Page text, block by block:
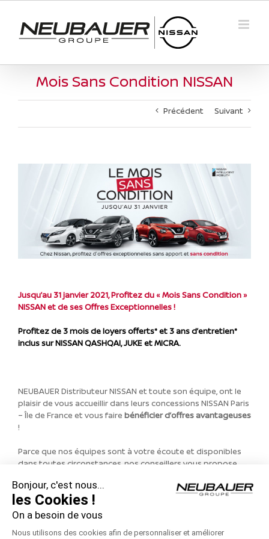
contenu
Mois Sans Condition NISSAN
Précédent Suivant
Jusqu’au 31 janvier 2021, Profitez du « Mois Sans Condition »
NISSAN et de ses Offres Exceptionnelles !
Profitez de 3 mois de loyers offerts* et 3 ans d’entretien*
inclus sur NISSAN QASHQAI, JUKE et MICRA.
NEUBAUER Distributeur NISSAN et toute son équipe, ont le
plaisir de vous accueillir dans leurs concessions NISSAN Paris
– Île de France et vous faire bénéficier d’offres avantageuses
!
Parce que nos équipes sont à votre écoute et disponibles
dans toutes circonstances, nos conseillers vous propose
Toute la gamme de véhicules NISSAN à l’essai !
TEKNA+ : dans la limite des stocks disponibles).
Bonjour, c'est nous...
les Cookies !
On a besoin de vous
Nous utilisons des cookies afin de personnaliser et améliorer